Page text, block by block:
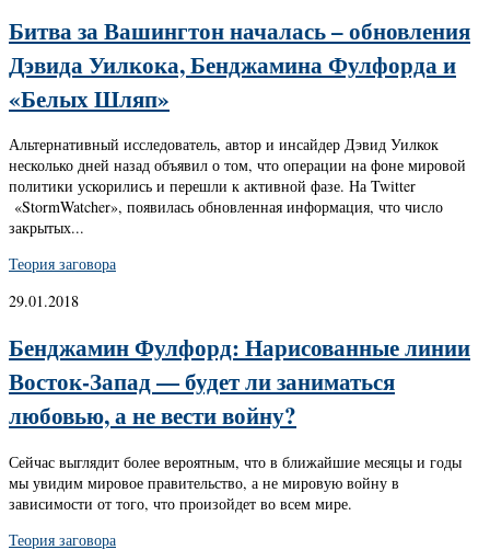
Битва за Вашингтон началась – обновления
Дэвида Уилкока, Бенджамина Фулфорда и
«Белых Шляп»
Альтернативный исследователь, автор и инсайдер Дэвид Уилкок
несколько дней назад объявил о том, что операции на фоне мировой
политики ускорились и перешли к активной фазе. На Twitter
«StormWatcher», появилась обновленная информация, что число
закрытых...
Теория заговора
29.01.2018
Бенджамин Фулфорд: Нарисованные линии
Восток-Запад — будет ли заниматься
любовью, а не вести войну?
Сейчас выглядит более вероятным, что в ближайшие месяцы и годы
мы увидим мировое правительство, а не мировую войну в
зависимости от того, что произойдет во всем мире.
Теория заговора